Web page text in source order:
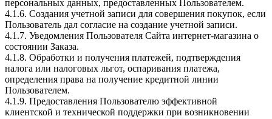
персональных данных, предоставленных Пользователем.
4.1.6. Создания учетной записи для совершения покупок, если
Пользователь дал согласие на создание учетной записи.
4.1.7. Уведомления Пользователя Сайта интернет-магазина о
состоянии Заказа.
4.1.8. Обработки и получения платежей, подтверждения
налога или налоговых льгот, оспаривания платежа,
определения права на получение кредитной линии
Пользователем.
4.1.9. Предоставления Пользователю эффективной
клиентской и технической поддержки при возникновении